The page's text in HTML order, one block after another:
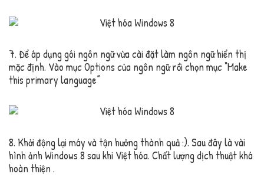
7. Để áp dụng gói ngôn ngữ vừa cài đặt làm ngôn ngữ hiển thị
mặc định. Vào mục Options của ngôn ngữ rồi chọn mục “Make
this primary language”
8. Khởi động lại máy và tận hưởng thành quả :). Sau đây là vài
hình ảnh Windows 8 sau khi Việt hóa. Chất lượng dịch thuật khá
hoàn thiện .